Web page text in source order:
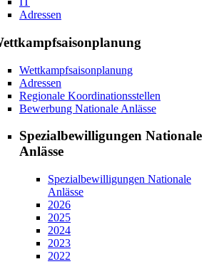
Adressen
Wettkampfsaisonplanung
Adressen
Regionale Koordinationsstellen
Bewerbung Nationale Anlässe
Spezialbewilligungen Nationale
Anlässe
Spezialbewilligungen Nationale
Anlässe
2026
2025
2024
2023
2022